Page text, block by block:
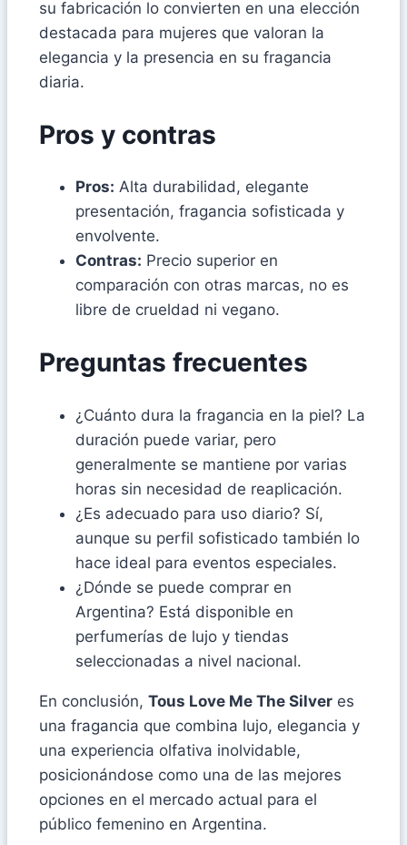
su fabricación lo convierten en una elección
destacada para mujeres que valoran la
elegancia y la presencia en su fragancia
diaria.
Pros y contras
Pros: Alta durabilidad, elegante
presentación, fragancia sofisticada y
envolvente.
Contras: Precio superior en
comparación con otras marcas, no es
libre de crueldad ni vegano.
Preguntas frecuentes
¿Cuánto dura la fragancia en la piel? La
duración puede variar, pero
generalmente se mantiene por varias
horas sin necesidad de reaplicación.
¿Es adecuado para uso diario? Sí,
aunque su perfil sofisticado también lo
hace ideal para eventos especiales.
¿Dónde se puede comprar en
Argentina? Está disponible en
perfumerías de lujo y tiendas
seleccionadas a nivel nacional.
En conclusión, Tous Love Me The Silver es
una fragancia que combina lujo, elegancia y
una experiencia olfativa inolvidable,
posicionándose como una de las mejores
opciones en el mercado actual para el
público femenino en Argentina.